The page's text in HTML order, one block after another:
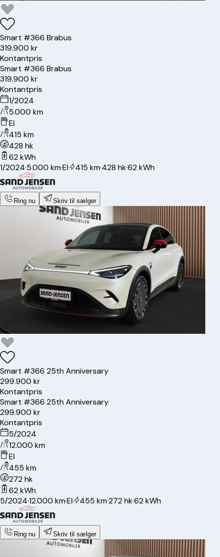
Smart #366 Brabus
319.900 kr
Kontantpris
Smart #366 Brabus
319.900 kr
Kontantpris
1/2024
5.000 km
El
415 km
428 hk
62 kWh
1/2024·5.000 km·El· 415 km·428 hk·62 kWh
Ring nu Skriv til sælger
Smart #366 25th Anniversary
299.900 kr
Kontantpris
Smart #366 25th Anniversary
299.900 kr
Kontantpris
5/2024
12.000 km
El
455 km
272 hk
62 kWh
5/2024·12.000 km·El· 455 km·272 hk·62 kWh
Ring nu Skriv til sælger